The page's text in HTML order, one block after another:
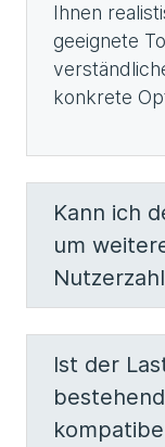
Ihnen
geeignete
konkrete
Kann ich
um
Ist der